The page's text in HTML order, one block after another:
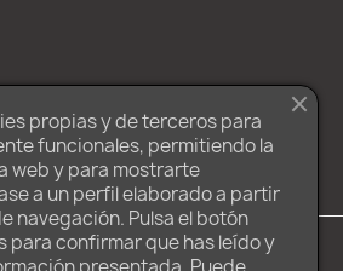
propias y de terceros para
funcionales, permitiendo la
web y para mostrarte
a un perfil elaborado a partir
navegación. Pulsa el botón
para confirmar que has leído y